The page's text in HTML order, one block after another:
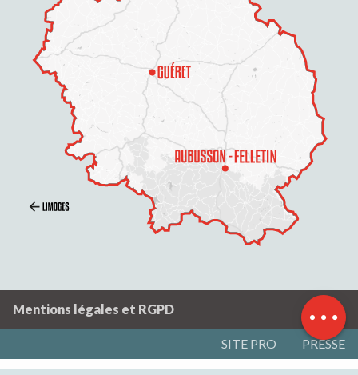
Description
Prestations
Contacter par
email
Mentions légales et RGPD
SITE PRO PRESSE